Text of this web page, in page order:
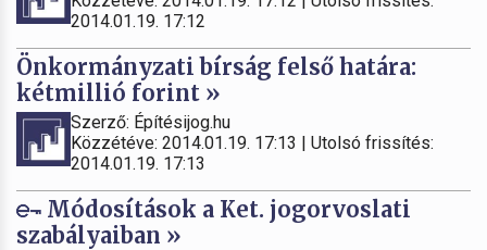
2014.01.19. 17:12
Önkormányzati bírság felső határa:
kétmillió forint »
Szerző: Építésijog.hu
Közzétéve: 2014.01.19. 17:13 | Utolsó frissítés:
2014.01.19. 17:13
Módosítások a Ket. jogorvoslati
szabályaiban »